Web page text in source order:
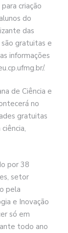
criação
do
das
são gratuitas e
informações
.
de Ciência e
no
gratuitas
por 38
setor
pela
e Inovação
só em
todo ano